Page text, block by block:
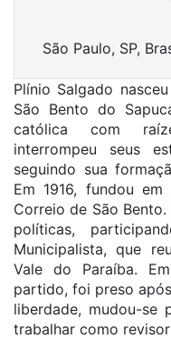
Plínio Salgado
São Bento do
católica com
interrompeu seus
seguindo sua
Em 1916, fundou
Correio de São
políticas,
Municipalista, que
Vale do Paraíba.
partido, foi preso
liberdade, mudou-se
trabalhar como
São Paulo, SP,